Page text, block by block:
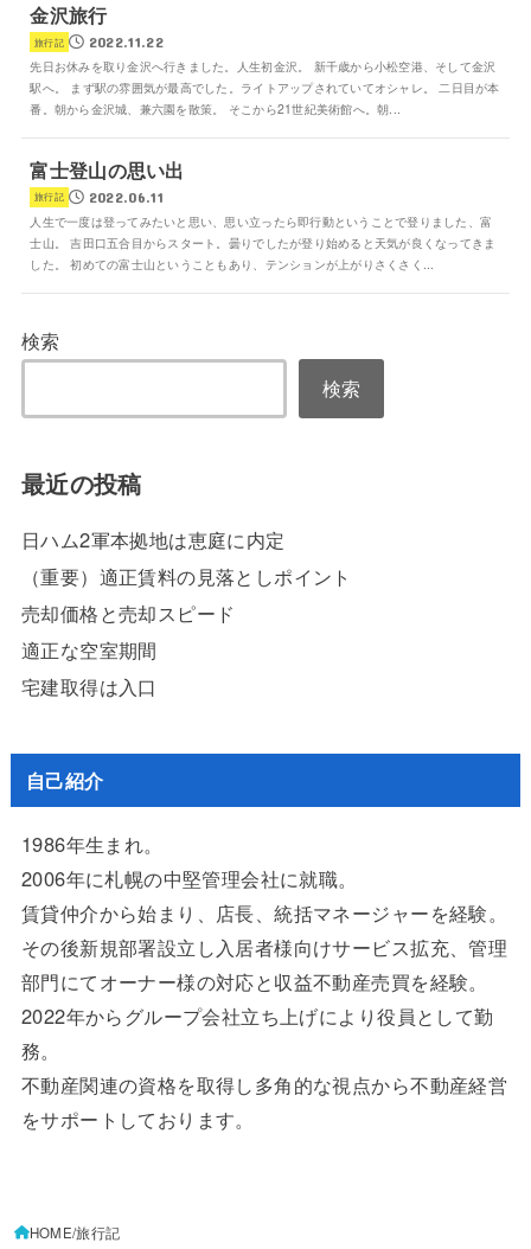
金沢旅行
旅行記
2022.11.22
先日お休みを取り金沢へ行きました。人生初金沢。 新千歳から小松空港、そして金沢
駅へ。 まず駅の雰囲気が最高でした。ライトアップされていてオシャレ。 二日目が本
番。朝から金沢城、兼六園を散策。 そこから21世紀美術館へ。朝...
富士登山の思い出
旅行記
2022.06.11
人生で一度は登ってみたいと思い、思い立ったら即行動ということで登りました、富
士山。 吉田口五合目からスタート。曇りでしたが登り始めると天気が良くなってきま
した。 初めての富士山ということもあり、テンションが上がりさくさく...
検索
検索
最近の投稿
日ハム2軍本拠地は恵庭に内定
（重要）適正賃料の見落としポイント
売却価格と売却スピード
適正な空室期間
宅建取得は入口
自己紹介
1986年生まれ。
2006年に札幌の中堅管理会社に就職。
賃貸仲介から始まり、店長、統括マネージャーを経験。
その後新規部署設立し入居者様向けサービス拡充、管理
部門にてオーナー様の対応と収益不動産売買を経験。
2022年からグループ会社立ち上げにより役員として勤
務。
不動産関連の資格を取得し多角的な視点から不動産経営
をサポートしております。
HOME 旅行記